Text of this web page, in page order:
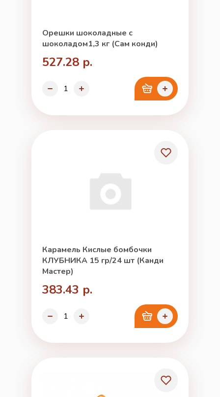
Орешки шоколадные с
шоколадом1,3 кг (Сам конди)
527.28 р.
Карамель Кислые бомбочки
КЛУБНИКА 15 гр/24 шт (Канди
Мастер)
383.43 р.